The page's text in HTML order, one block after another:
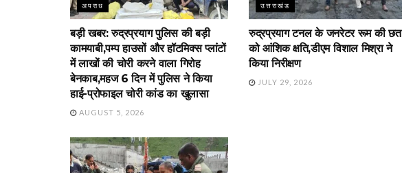
अपराध
बड़ी खबर: रुद्रप्रयाग पुलिस की बड़ी
कामयाबी,पम्प हाउसों और हॉटमिक्स प्लांटों
में लाखों की चोरी करने वाला गिरोह
बेनकाब,महज 6 दिन में पुलिस ने किया
हाई-प्रोफाइल चोरी कांड का खुलासा
AUGUST 5, 2026
उत्तराखंड
रुद्रप्रयाग टनल के जनरेटर रूम की छत
को आंशिक क्षति,डीएम विशाल मिश्रा ने
किया निरीक्षण
JULY 29, 2026